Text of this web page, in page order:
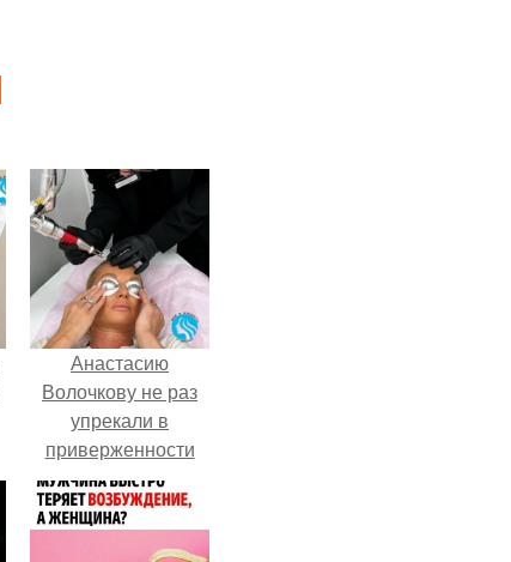
Анастасию
Волочкову не раз
упрекали в
приверженности
устаревшим бьюти -
процедурам.